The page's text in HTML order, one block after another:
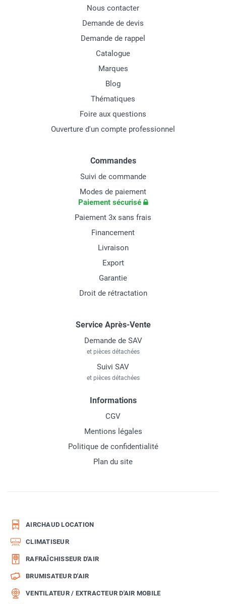
Nous contacter
Demande de devis
Demande de rappel
Catalogue
Marques
Blog
Thématiques
Foire aux questions
Ouverture d'un compte professionnel
Commandes
Suivi de commande
Modes de paiement
Paiement sécurisé
Paiement 3x sans frais
Financement
Livraison
Export
Garantie
Droit de rétractation
Service Après-Vente
Demande de SAV
et pièces détachées
Suivi SAV
et pièces détachées
Informations
CGV
Mentions légales
Politique de confidentialité
Plan du site
AIRCHAUD LOCATION
CLIMATISEUR
RAFRAÎCHISSEUR D'AIR
BRUMISATEUR D'AIR
VENTILATEUR / EXTRACTEUR D'AIR MOBILE